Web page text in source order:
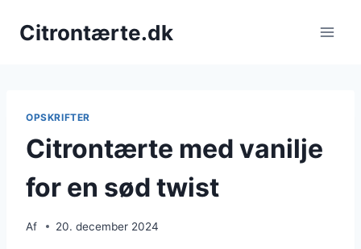
Citrontærte.dk
OPSKRIFTER
Citrontærte med vanilje
for en sød twist
Af 20. december 2024